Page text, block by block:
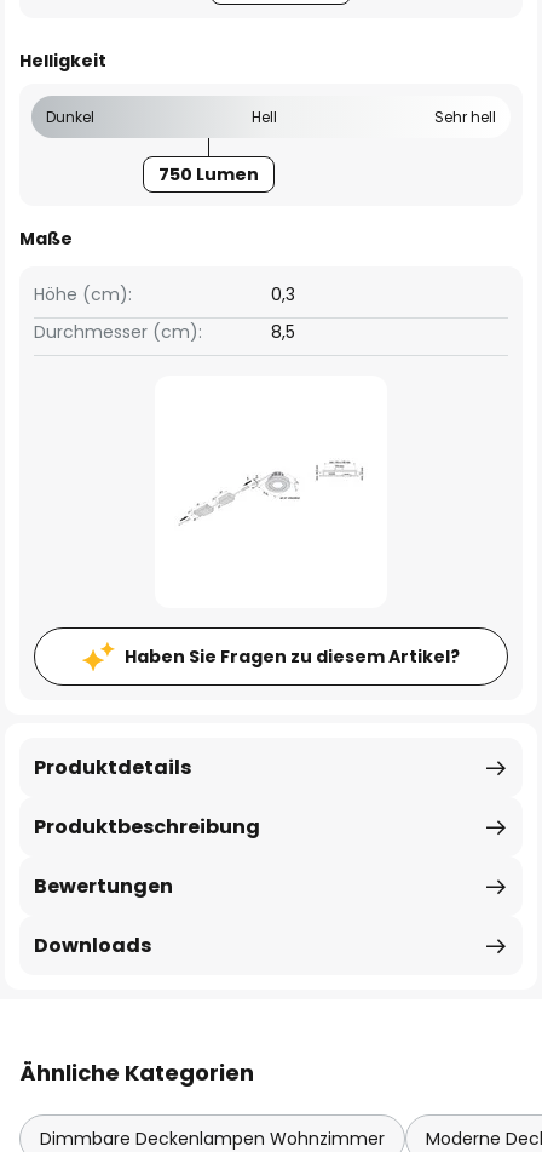
Helligkeit
Dunkel Hell Sehr hell
750 Lumen
Maße
Höhe (cm):
0,3
Durchmesser (cm):
8,5
Haben Sie Fragen zu diesem Artikel?
Produktbeschreibung
Produktdetails
Bewertungen
Downloads
Ähnliche Kategorien
Dimmbare Deckenlampen Wohnzimmer Moderne